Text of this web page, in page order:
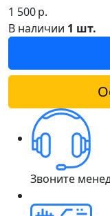
1 500р.
В наличии 1 шт.
Звоните